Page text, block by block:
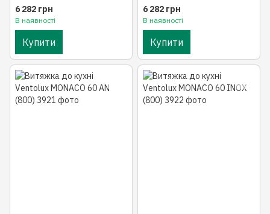
6 282 грн
В наявності
Купити
BRONZE
6 282 грн
В наявності
Купити